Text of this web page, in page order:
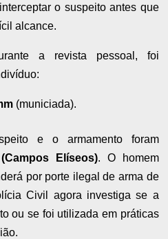
o suspeito antes que
alcance.
a revista pessoal, foi
(municiada).
e o armamento foram
Elíseos). O homem
por porte ilegal de arma de
Civil agora investiga se a
ou se foi utilizada em práticas